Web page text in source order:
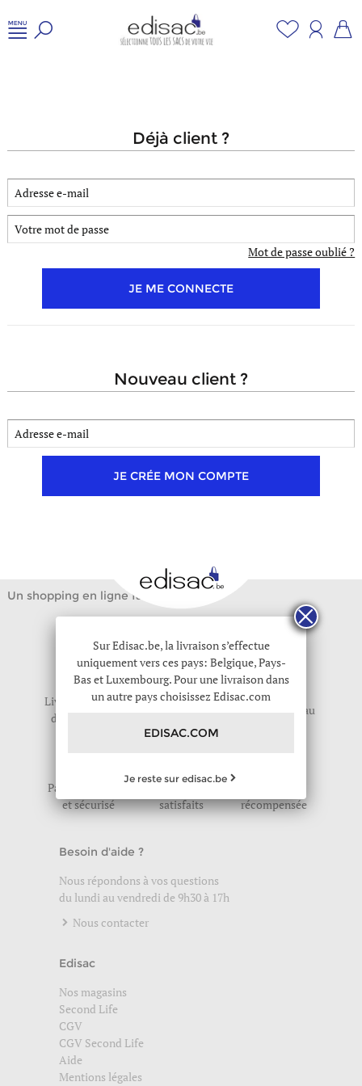
déjà client ?
Mot de passe oublié ?
JE ME CONNECTE
nouveau client ?
JE CRÉE MON COMPTE
Un shopping en ligne facile
Livraison gratuite
dès 39€ d'achat
Retour gratuit
Pochette cadeau
Paiement crypté
et sécurisé
9 clients sur 10
satisfaits
récompensée
Besoin d'aide ?
Nous répondons à vos questions
du lundi au vendredi de 9h30 à 17h
Nous contacter
Edisac
Nos magasins
Second Life
CGV
CGV Second Life
Aide
Mentions légales
Sur Edisac.be, la livraison s’effectue
uniquement vers ces pays: Belgique, Pays-
Bas et Luxembourg. Pour une livraison dans
un autre pays choisissez Edisac.com
EDISAC.COM
Je reste sur edisac.be